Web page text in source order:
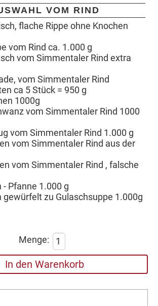
VOM RIND
flache Rippe ohne Knochen
vom Rind ca. 1.000 g
vom Simmentaler Rind extra
vom Simmentaler Rind
ca 5 Stück = 950 g
1000g
vom Simmentaler Rind 1000
vom Simmentaler Rind 1.000 g
vom Simmentaler Rind aus der
vom Simmentaler Rind , falsche
- Pfanne 1.000 g
gewürfelt zu Gulaschsuppe 1.000g
Menge:
In den Warenkorb